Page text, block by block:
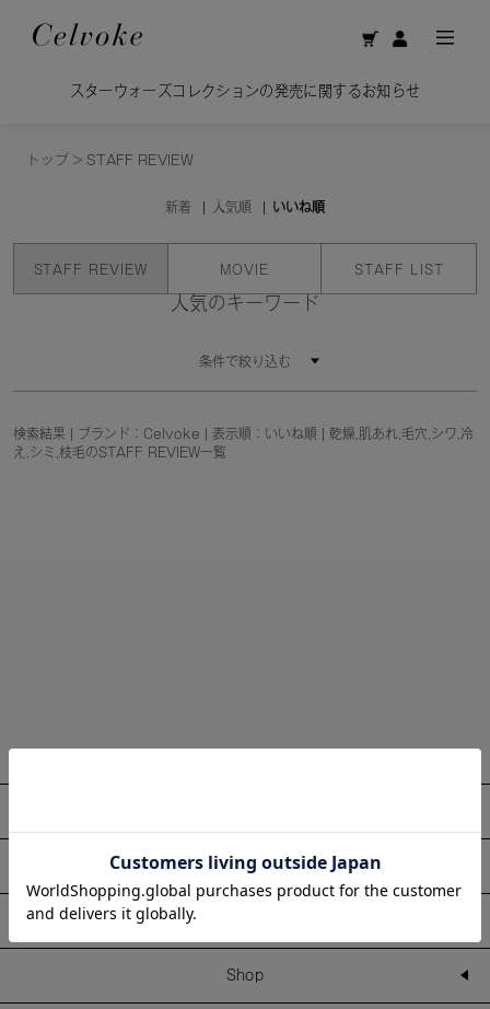
スターウォーズコレクションの発売に関するお知らせ
トップ > STAFF REVIEW
新着 人気順 いいね順
STAFF REVIEW MOVIE STAFF LIST
人気のキーワード
条件で絞り込む
検索結果 | ブランド：Celvoke | 表示順：いいね順 | 乾燥,肌あれ,毛穴,シワ,冷
え,シミ,枝毛のSTAFF REVIEW一覧
Information
Shop